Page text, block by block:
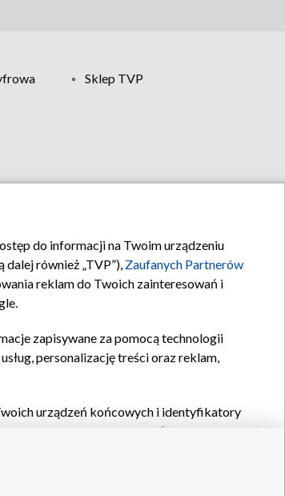
Sklep TVP
do informacji na Twoim urządzeniu
również „TVP”), Zaufanych Partnerów
reklam do Twoich zainteresowań i
zapisywane za pomocą technologii
personalizację treści oraz reklam,
urządzeń końcowych i identyfikatory
oraz pozostałych
reklam, wyboru spersonalizowanych
wydajności reklam, pomiaru wydajności
zapobiegania oszustwom i usuwania